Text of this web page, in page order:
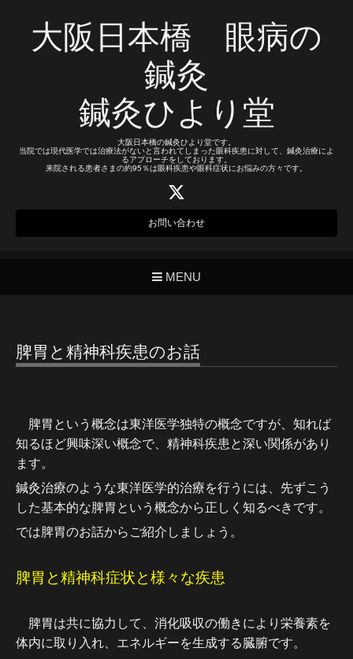
大阪日本橋 眼病の
鍼灸
鍼灸ひより堂
大阪日本橋の鍼灸ひより堂です。
当院では現代医学では治療法がないと言われてしまった眼科疾患に対して、鍼灸治療によ
るアプローチをしております。
来院される患者さまの約95％は眼科疾患や眼科症状にお悩みの方々です。
お問い合わせ
MENU
脾胃と精神科疾患のお話
脾胃という概念は東洋医学独特の概念ですが、知れば
知るほど興味深い概念で、精神科疾患と深い関係があり
ます。
鍼灸治療のような東洋医学的治療を行うには、先ずこう
した基本的な脾胃という概念から正しく知るべきです。
では脾胃のお話からご紹介しましょう。
脾胃と精神科症状と様々な疾患
脾胃は共に協力して、消化吸収の働きにより栄養素を
体内に取り入れ、エネルギーを生成する臓腑です。